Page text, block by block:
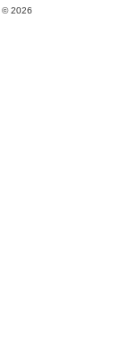
© 2026